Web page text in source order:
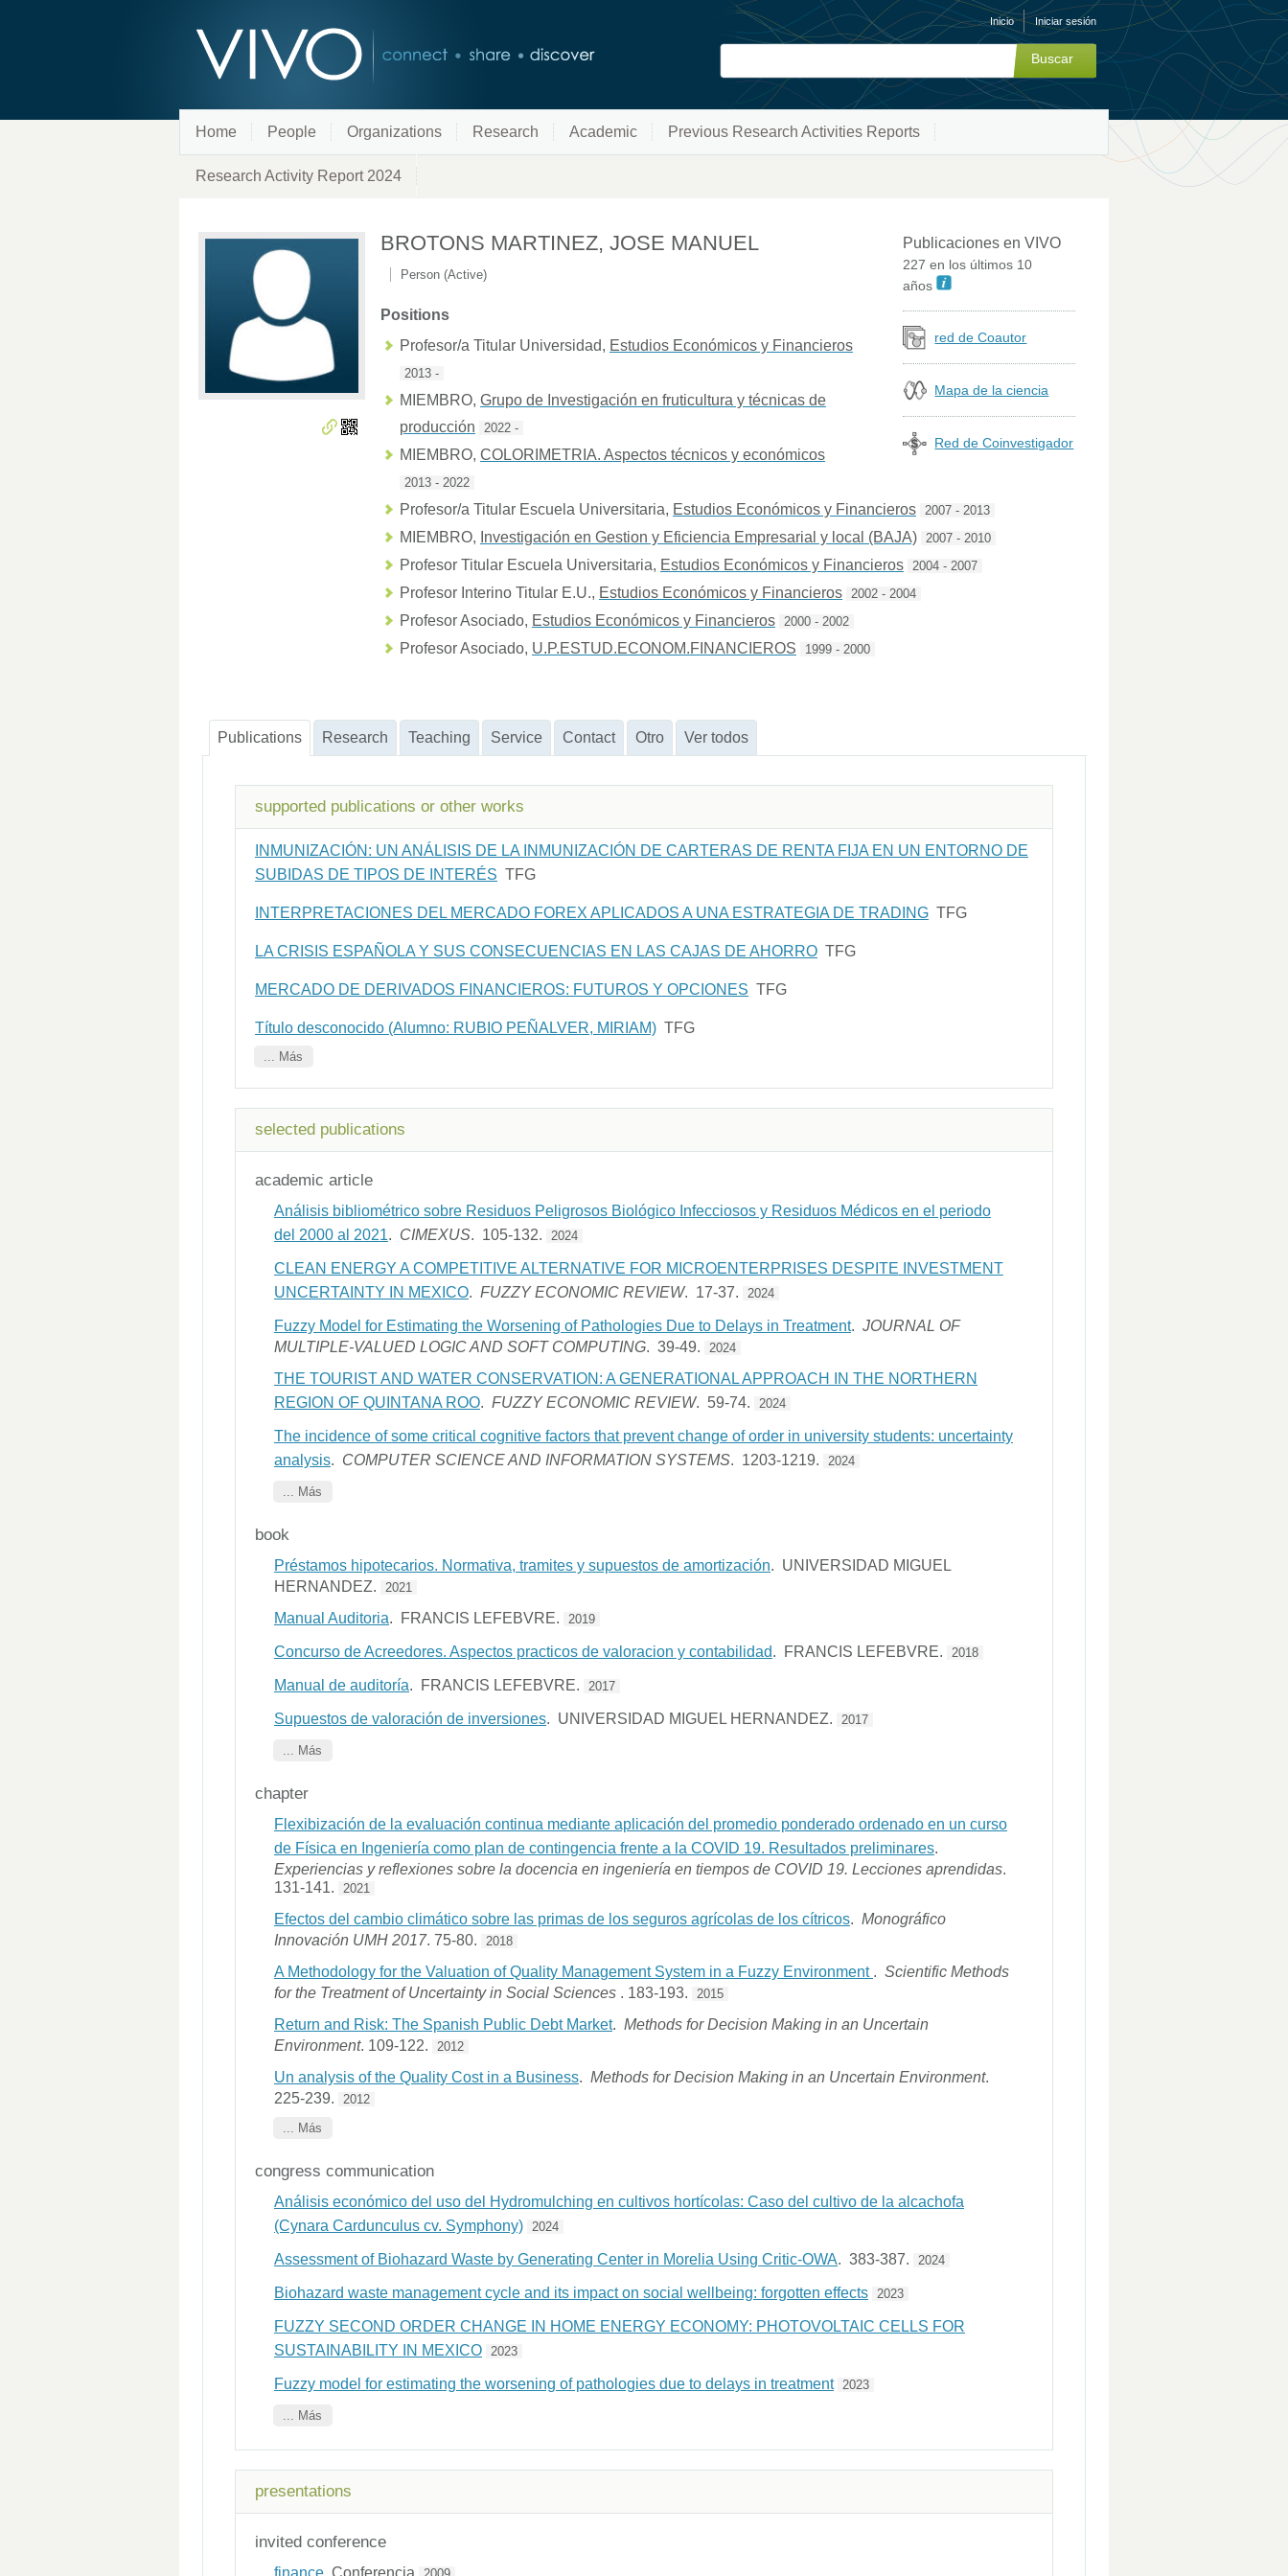
Inicio Iniciar sesión
Home People Organizations Research Academic Previous Research Activities Reports
Research Activity Report 2024
Publicaciones en VIVO
227 en los últimos 10
años
red de Coautor
Mapa de la ciencia
Red de Coinvestigador
BROTONS MARTINEZ, JOSE MANUEL
Person (Active)
Positions
Profesor/a Titular Universidad, Estudios Económicos y Financieros
2013 -
MIEMBRO, Grupo de Investigación en fruticultura y técnicas de
producción
2022 -
MIEMBRO, COLORIMETRIA. Aspectos técnicos y económicos
2013 - 2022
Profesor/a Titular Escuela Universitaria, Estudios Económicos y Financieros 2007 - 2013
MIEMBRO, Investigación en Gestion y Eficiencia Empresarial y local (BAJA) 2007 - 2010
Profesor Titular Escuela Universitaria, Estudios Económicos y Financieros 2004 - 2007
Profesor Interino Titular E.U., Estudios Económicos y Financieros 2002 - 2004
Profesor Asociado, Estudios Económicos y Financieros 2000 - 2002
Profesor Asociado, U.P.ESTUD.ECONOM.FINANCIEROS 1999 - 2000
Publications Research Teaching Service Contact Otro Ver todos
supported publications or other works
INMUNIZACIÓN: UN ANÁLISIS DE LA INMUNIZACIÓN DE CARTERAS DE RENTA FIJA EN UN ENTORNO DE
SUBIDAS DE TIPOS DE INTERÉS TFG
INTERPRETACIONES DEL MERCADO FOREX APLICADOS A UNA ESTRATEGIA DE TRADING TFG
LA CRISIS ESPAÑOLA Y SUS CONSECUENCIAS EN LAS CAJAS DE AHORRO TFG
MERCADO DE DERIVADOS FINANCIEROS: FUTUROS Y OPCIONES TFG
Título desconocido (Alumno: RUBIO PEÑALVER, MIRIAM) TFG
... Más
selected publications
academic article
Análisis bibliométrico sobre Residuos Peligrosos Biológico Infecciosos y Residuos Médicos en el periodo
del 2000 al 2021. CIMEXUS. 105-132. 2024
CLEAN ENERGY A COMPETITIVE ALTERNATIVE FOR MICROENTERPRISES DESPITE INVESTMENT
UNCERTAINTY IN MEXICO. FUZZY ECONOMIC REVIEW. 17-37. 2024
Fuzzy Model for Estimating the Worsening of Pathologies Due to Delays in Treatment. JOURNAL OF
MULTIPLE-VALUED LOGIC AND SOFT COMPUTING. 39-49. 2024
THE TOURIST AND WATER CONSERVATION: A GENERATIONAL APPROACH IN THE NORTHERN
REGION OF QUINTANA ROO. FUZZY ECONOMIC REVIEW. 59-74. 2024
The incidence of some critical cognitive factors that prevent change of order in university students: uncertainty
analysis. COMPUTER SCIENCE AND INFORMATION SYSTEMS. 1203-1219. 2024
... Más
book
Préstamos hipotecarios. Normativa, tramites y supuestos de amortización. UNIVERSIDAD MIGUEL
HERNANDEZ.
2021
Manual Auditoria. FRANCIS LEFEBVRE. 2019
Concurso de Acreedores. Aspectos practicos de valoracion y contabilidad. FRANCIS LEFEBVRE. 2018
Manual de auditoría. FRANCIS LEFEBVRE. 2017
Supuestos de valoración de inversiones. UNIVERSIDAD MIGUEL HERNANDEZ. 2017
... Más
chapter
Flexibización de la evaluación continua mediante aplicación del promedio ponderado ordenado en un curso
de Física en Ingeniería como plan de contingencia frente a la COVID 19. Resultados preliminares.
Experiencias y reflexiones sobre la docencia en ingeniería en tiempos de COVID 19. Lecciones aprendidas.
131-141.
2021
Efectos del cambio climático sobre las primas de los seguros agrícolas de los cítricos. Monográfico
Innovación UMH 2017. 75-80. 2018
A Methodology for the Valuation of Quality Management System in a Fuzzy Environment . Scientific Methods
for the Treatment of Uncertainty in Social Sciences . 183-193. 2015
Return and Risk: The Spanish Public Debt Market. Methods for Decision Making in an Uncertain
Environment. 109-122. 2012
Un analysis of the Quality Cost in a Business. Methods for Decision Making in an Uncertain Environment.
225-239.
2012
... Más
congress communication
Análisis económico del uso del Hydromulching en cultivos hortícolas: Caso del cultivo de la alcachofa
(Cynara Cardunculus cv. Symphony)
2024
Assessment of Biohazard Waste by Generating Center in Morelia Using Critic-OWA. 383-387. 2024
Biohazard waste management cycle and its impact on social wellbeing: forgotten effects 2023
FUZZY SECOND ORDER CHANGE IN HOME ENERGY ECONOMY: PHOTOVOLTAIC CELLS FOR
SUSTAINABILITY IN MEXICO
2023
Fuzzy model for estimating the worsening of pathologies due to delays in treatment 2023
... Más
presentations
invited conference
finance , Conferencia